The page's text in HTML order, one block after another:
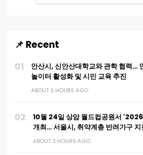
📌 Recent
01
안산시, 신안산대학교와 관학 협력…
놀이터 활성화 및 시민 교육 추진
ABOUT 3 HOURS AGO
02
10월 24일 상암 월드컵공원서
개최… 서울시, 취약계층 반려가구 지
ABOUT 3 HOURS AGO